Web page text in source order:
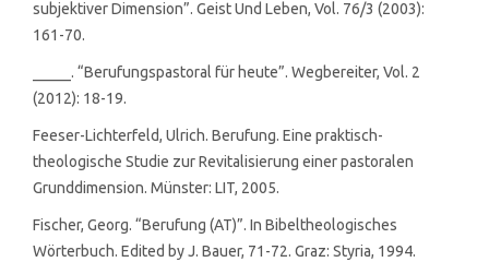
subjektiver Dimension”. Geist Und Leben, Vol. 76/3 (2003):
161-70.
_____. “Berufungspastoral für heute”. Wegbereiter, Vol. 2
(2012): 18-19.
Feeser-Lichterfeld, Ulrich. Berufung. Eine praktisch-
theologische Studie zur Revitalisierung einer pastoralen
Grunddimension. Münster: LIT, 2005.
Fischer, Georg. “Berufung (AT)”. In Bibeltheologisches
Wörterbuch. Edited by J. Bauer, 71-72. Graz: Styria, 1994.